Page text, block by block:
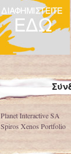
Planet Interactive SA
Spiros Xenos Portfolio